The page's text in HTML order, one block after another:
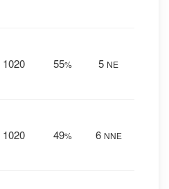
1020 55% 5 NE
1020 49% 6 NNE